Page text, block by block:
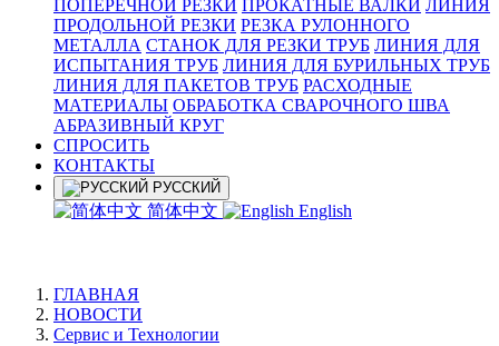
ПОПЕРЕЧНОЙ РЕЗКИ ПРОКАТНЫЕ ВАЛКИ ЛИНИЯ
ПРОДОЛЬНОЙ РЕЗКИ РЕЗКА РУЛОННОГО
МЕТАЛЛА СТАНОК ДЛЯ РЕЗКИ ТРУБ ЛИНИЯ ДЛЯ
ИСПЫТАНИЯ ТРУБ ЛИНИЯ ДЛЯ БУРИЛЬНЫХ ТРУБ
ЛИНИЯ ДЛЯ ПАКЕТОВ ТРУБ РАСХОДНЫЕ
МАТЕРИАЛЫ OБРАБОТКА СВАРОЧНОГО ШВА
АБРАЗИВНЫЙ КРУГ
СПРОСИТЬ
КОНТАКТЫ
РУССКИЙ
简体中文 English
ГЛАВНАЯ
НОВОСТИ
Сервис и Технологии